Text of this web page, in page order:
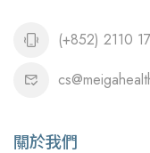
(+852) 2110
關於我們